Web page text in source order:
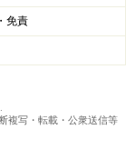
免責
複写・転載・公衆送信等